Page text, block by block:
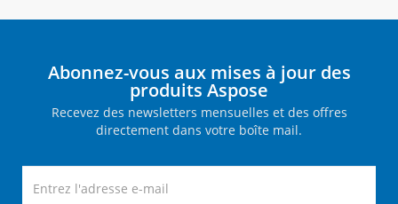
Abonnez-vous aux mises à jour des
produits Aspose
Recevez des newsletters mensuelles et des offres
directement dans votre boîte mail.